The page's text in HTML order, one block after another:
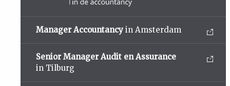
Manager Accountancy in Amsterdam
Senior Manager Audit en Assurance
in Tilburg